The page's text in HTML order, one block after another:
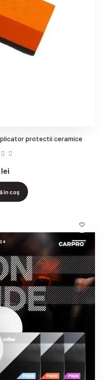
protectii ceramice
lei
în coş